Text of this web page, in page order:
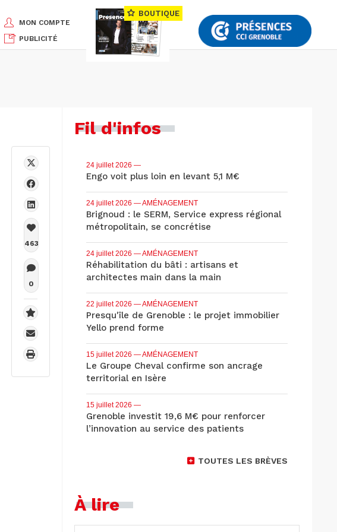
MON COMPTE
PUBLICITÉ
BOUTIQUE
463
0
Fil d'infos
24 juillet 2026 —
Engo voit plus loin en levant 5,1 M€
24 juillet 2026 — AMÉNAGEMENT
Brignoud : le SERM, Service express régional
métropolitain, se concrétise
24 juillet 2026 — AMÉNAGEMENT
Réhabilitation du bâti : artisans et
architectes main dans la main
22 juillet 2026 — AMÉNAGEMENT
Presqu'île de Grenoble : le projet immobilier
Yello prend forme
15 juillet 2026 — AMÉNAGEMENT
Le Groupe Cheval confirme son ancrage
territorial en Isère
15 juillet 2026 —
Grenoble investit 19,6 M€ pour renforcer
l’innovation au service des patients
TOUTES LES BRÈVES
À lire